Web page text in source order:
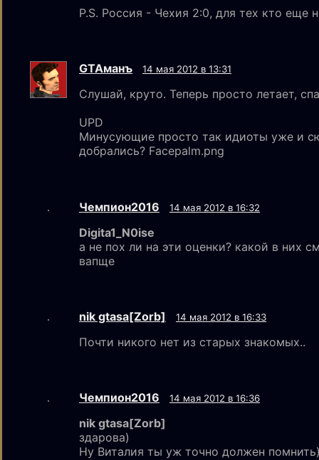
P.S. Россия - Чехия 2:0, для тех кто еще
GTAмaнъ 14 мая 2012 в 13:31
Слушай, круто. Теперь просто летает,
UPD
Минусующие просто так идиоты уже и
добрались? Facepalm.png
Чемпион2016 14 мая 2012 в 16:32
Digita1_N0ise
а не пох ли на эти оценки? какой в них
вапще
nik gtаsа[Zorb] 14 мая 2012 в 16:33
Почти никого нет из старых знакомых..
Чемпион2016 14 мая 2012 в 16:36
nik gtаsа[Zorb]
здарова)
Ну Виталия ты уж точно должен